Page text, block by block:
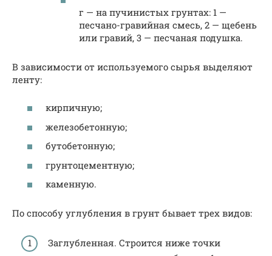
г — на пучинистых грунтах: 1 —
песчано-гравийная смесь, 2 — щебень
или гравий, 3 — песчаная подушка.
В зависимости от используемого сырья выделяют
ленту:
кирпичную;
железобетонную;
бутобетонную;
грунтоцементную;
каменную.
По способу углубления в грунт бывает трех видов:
Заглубленная. Строится ниже точки